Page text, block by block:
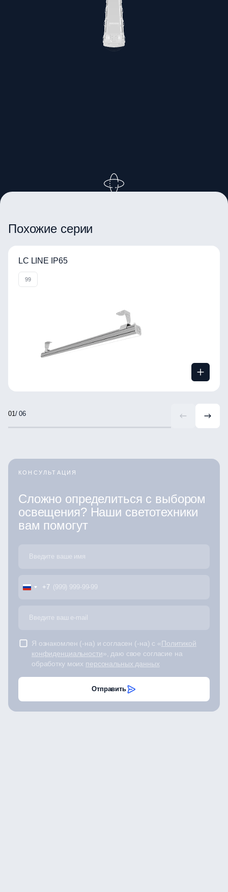
Похожие серии
LC LINE IP65
99
/ 06
КОНСУЛЬТАЦИЯ
Сложно определиться с выбором
освещения? Наши светотехники
вам помогут
+7
Я ознакомлен (-на) и согласен (-на) с «Политикой
конфиденциальности», даю свое согласие на
обработку моих персональных данных
Отправить